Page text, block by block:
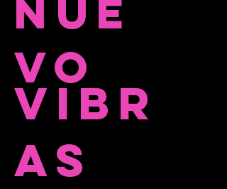
VIBR
AS
NUE
VO